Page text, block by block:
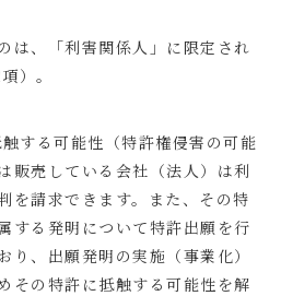
は、「利害関係人」に限定され
項）。
する可能性（特許権侵害の可能
販売している会社（法人）は利
を請求できます。また、その特
する発明について特許出願を行
り、出願発明の実施（事業化）
その特許に抵触する可能性を解